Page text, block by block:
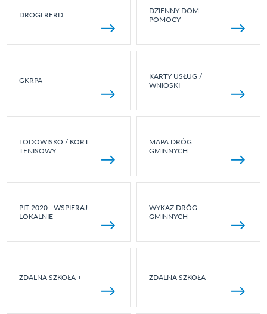
DROGI RFRD
DZIENNY DOM
POMOCY
GKRPA
KARTY USŁUG /
WNIOSKI
LODOWISKO / KORT
TENISOWY
MAPA DRÓG
GMINNYCH
PIT 2020 - WSPIERAJ
LOKALNIE
WYKAZ DRÓG
GMINNYCH
ZDALNA SZKOŁA + ZDALNA SZKOŁA